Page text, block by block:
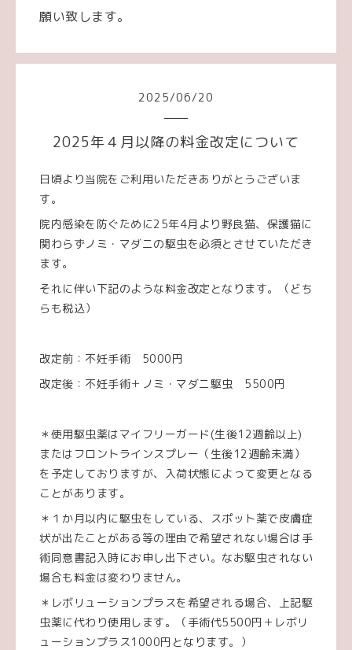
願い致します。
2025/06/20
2025年４月以降の料金改定について
日頃より当院をご利用いただきありがとうございま
す。
院内感染を防ぐために25年4月より野良猫、保護猫に
関わらずノミ・マダニの駆虫を必須とさせていただき
ます。
それに伴い下記のような料金改定となります。（どち
らも税込）
改定前：不妊手術 5000円
改定後：不妊手術＋ノミ・マダニ駆虫 5500円
＊使用駆虫薬はマイフリーガード(生後12週齢以上)
またはフロントラインスプレー（生後12週齢未満）
を予定しておりますが、入荷状態によって変更となる
ことがあります。
＊１か月以内に駆虫をしている、スポット薬で皮膚症
状が出たことがある等の理由で希望されない場合は手
術同意書記入時にお申し出下さい。なお駆虫されない
場合も料金は変わりません。
＊レボリューションプラスを希望される場合、上記駆
虫薬に代わり使用します。（手術代5500円＋レボリ
ューションプラス1000円となります。）